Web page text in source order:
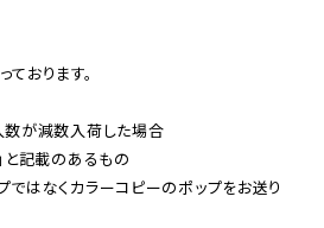
おります。
数が減数入荷した場合
と記載のあるもの
ではなくカラーコピーのポップをお送り